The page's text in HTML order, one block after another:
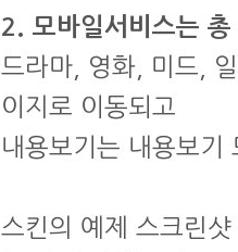
2. 모바일서비스는
드라마, 영화, 미드,
이지로 이동되고
내용보기는 내용보기
스킨의 예제 스크린